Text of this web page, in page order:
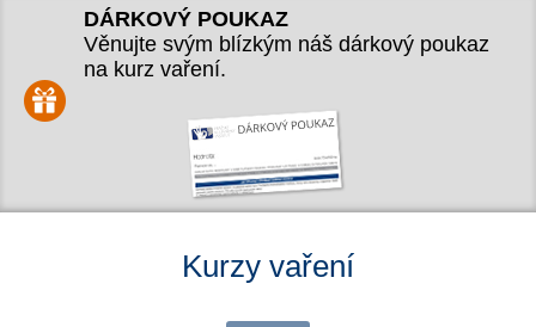
DÁRKOVÝ POUKAZ
Věnujte svým blízkým náš dárkový poukaz
na kurz vaření.
Kurzy vaření